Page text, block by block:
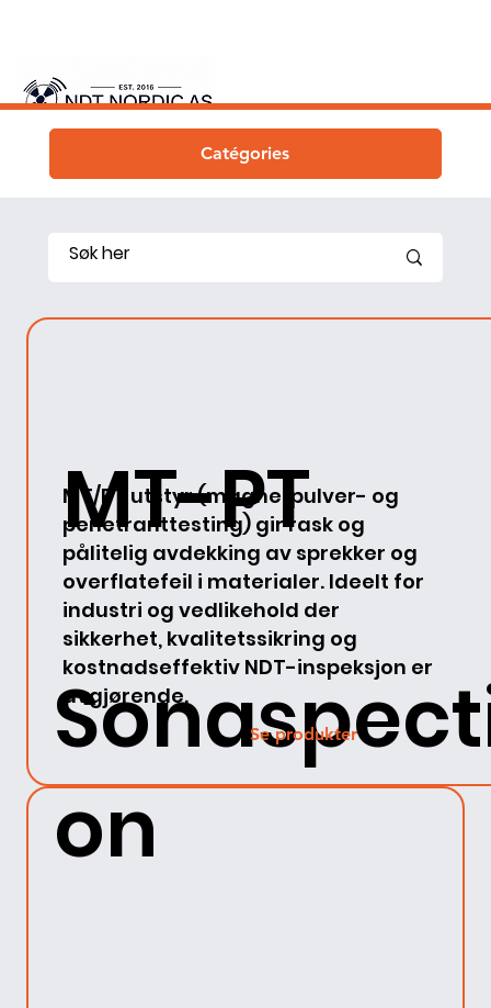
Catégories
MT-PT
MT/PT utstyr (magnetpulver- og
penetranttesting) gir rask og
pålitelig avdekking av sprekker og
overflatefeil i materialer. Ideelt for
industri og vedlikehold der
sikkerhet, kvalitetssikring og
kostnadseffektiv NDT-inspeksjon er
avgjørende.
on
Se produkter